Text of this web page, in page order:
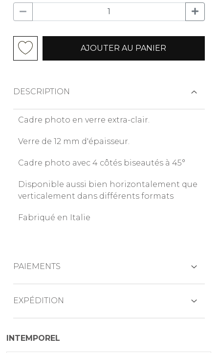
AJOUTER AU PANIER
DESCRIPTION
Cadre photo en verre extra-clair.
Verre de 12 mm d'épaisseur.
Cadre photo avec 4 côtés biseautés à 45°
Disponible aussi bien horizontalement que
verticalement dans différents formats
Fabriqué en Italie
PAIEMENTS
EXPÉDITION
dans les 7 jours ouvrables
INTEMPOREL